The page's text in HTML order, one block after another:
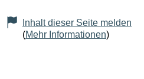
Inhalt dieser Seite melden
(Mehr Informationen)